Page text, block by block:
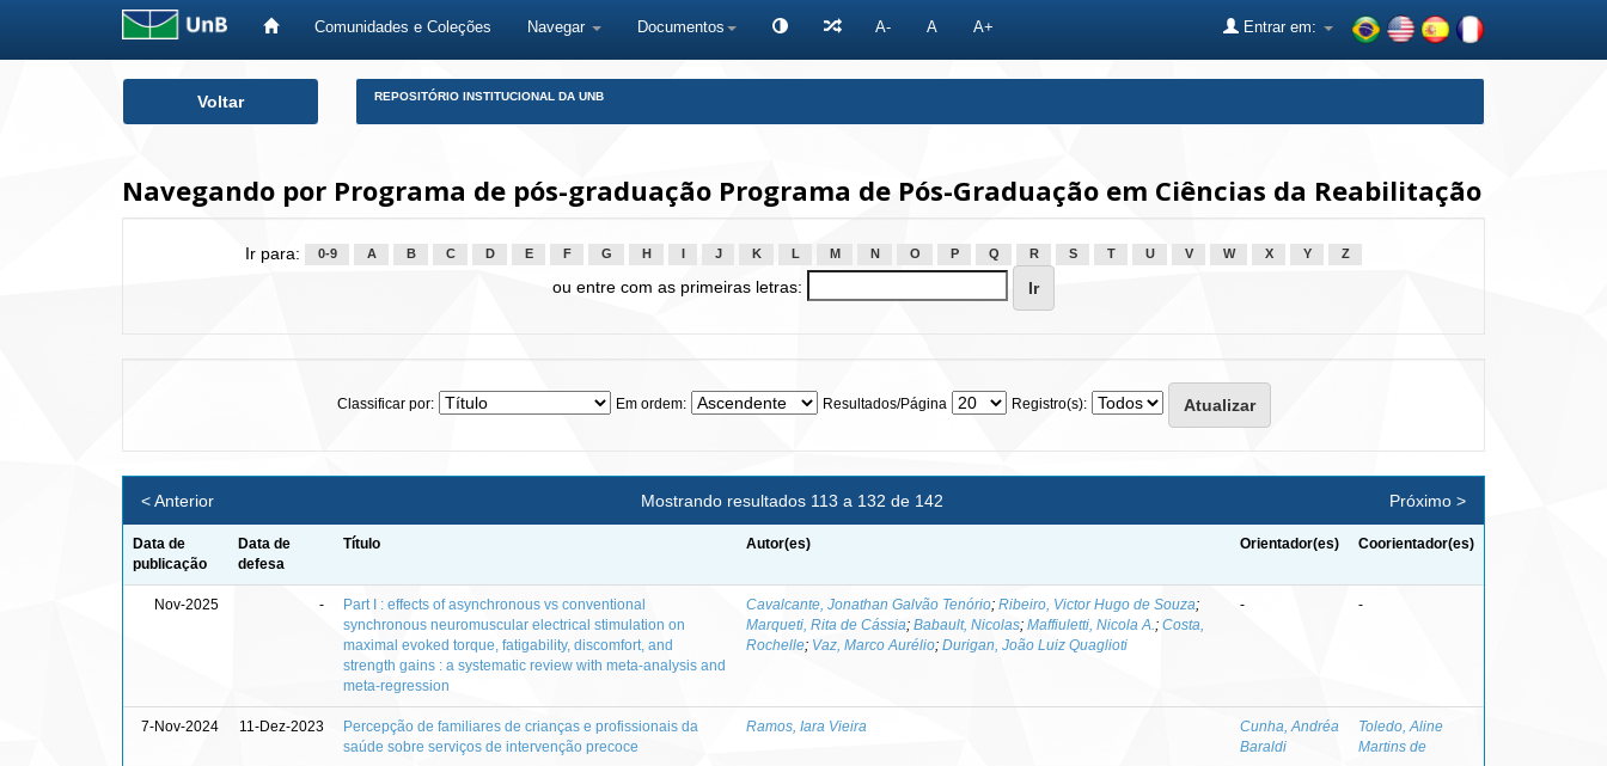
Comunidades e Coleções Navegar Documentos A- A A+ Entrar em:
Voltar REPOSITÓRIO INSTITUCIONAL DA UNB
Navegando por Programa de pós-graduação Programa de Pós-Graduação em Ciências da Reabilitação
Ir para: 0-9 A B C D E F G H J K L M N O P Q R S T U V W X Y Z
ou entre com as primeiras letras:
Classificar por: Em ordem: Resultados/Página Registro(s):
Mostrando resultados 113 a 132 de 142
< Anterior Próximo >
Data de
publicação
Data de
defesa
Título Autor(es) Orientador(es) Coorientador(es)
Nov-2025 -
Part I : effects of asynchronous vs conventional
synchronous neuromuscular electrical stimulation on
maximal evoked torque, fatigability, discomfort, and
strength gains : a systematic review with meta-analysis and
meta-regression
Cavalcante, Jonathan Galvão Tenório; Ribeiro, Victor Hugo de Souza;
Marqueti, Rita de Cássia; Babault, Nicolas; Maffiuletti, Nicola A. ; Costa,
Rochelle; Vaz, Marco Aurélio; Durigan, João Luiz Quaglioti
- -
7-Nov-2024 11-Dez-2023
Percepção de familiares de crianças e profissionais da
saúde sobre serviços de intervenção precoce
Ramos, Iara Vieira
Cunha, Andréa
Baraldi
Toledo, Aline
Martins de